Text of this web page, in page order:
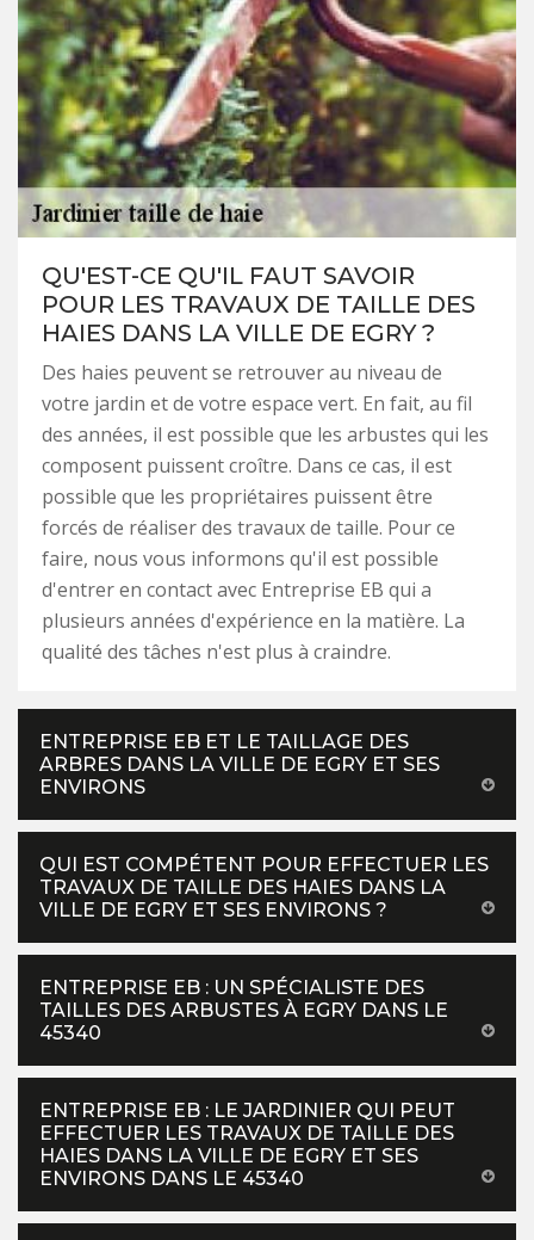
QU'EST-CE QU'IL FAUT SAVOIR
POUR LES TRAVAUX DE TAILLE DES
HAIES DANS LA VILLE DE EGRY ?
Des haies peuvent se retrouver au niveau de
votre jardin et de votre espace vert. En fait, au fil
des années, il est possible que les arbustes qui les
composent puissent croître. Dans ce cas, il est
possible que les propriétaires puissent être
forcés de réaliser des travaux de taille. Pour ce
faire, nous vous informons qu'il est possible
d'entrer en contact avec Entreprise EB qui a
plusieurs années d'expérience en la matière. La
qualité des tâches n'est plus à craindre.
ENTREPRISE EB ET LE TAILLAGE DES
ARBRES DANS LA VILLE DE EGRY ET SES
ENVIRONS
QUI EST COMPÉTENT POUR EFFECTUER LES
TRAVAUX DE TAILLE DES HAIES DANS LA
VILLE DE EGRY ET SES ENVIRONS ?
ENTREPRISE EB : UN SPÉCIALISTE DES
TAILLES DES ARBUSTES À EGRY DANS LE
45340
ENTREPRISE EB : LE JARDINIER QUI PEUT
EFFECTUER LES TRAVAUX DE TAILLE DES
HAIES DANS LA VILLE DE EGRY ET SES
ENVIRONS DANS LE 45340